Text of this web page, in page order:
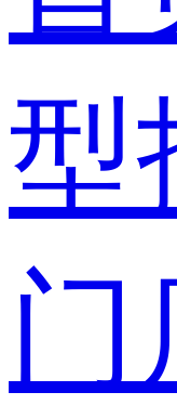
型
门